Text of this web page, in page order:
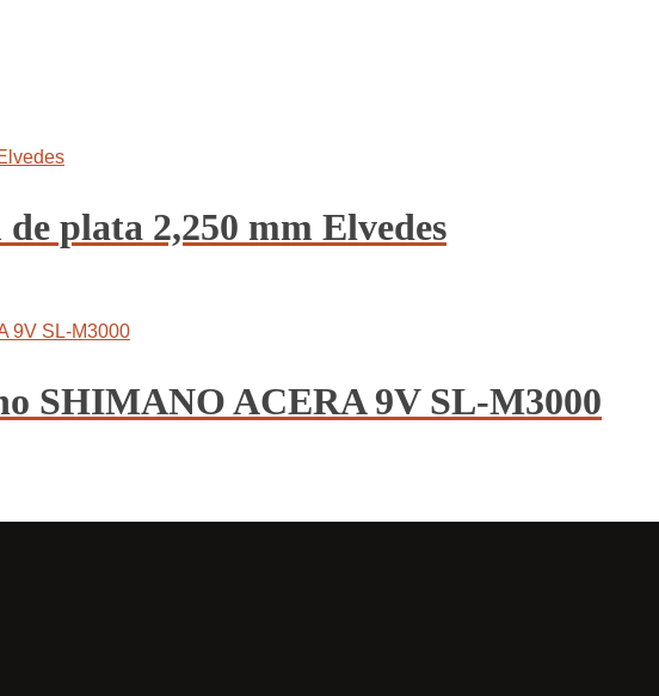
plata 2,250 mm Elvedes
SHIMANO ACERA 9V SL-M3000